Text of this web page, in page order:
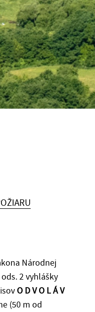
Národnej
2 vyhlášky
O D V O L Á V
(50 m od